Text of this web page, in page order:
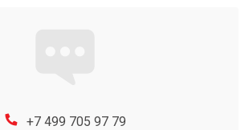
+7 499 705 97 79